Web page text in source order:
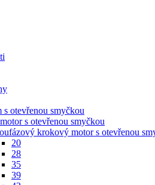
otevřenou smyčkou
s otevřenou smyčkou
krokový motor s otevřenou
20
28
35
39